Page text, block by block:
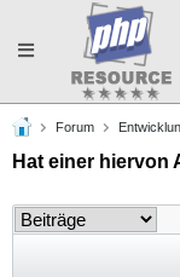
Toggle
navigation
Forum
Hat einer hiervon